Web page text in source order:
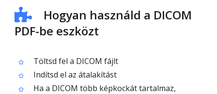
Hogyan használd a DICOM
PDF-be eszközt
Töltsd fel a DICOM fájlt
Indítsd el az átalakítást
Ha a DICOM több képkockát tartalmaz,